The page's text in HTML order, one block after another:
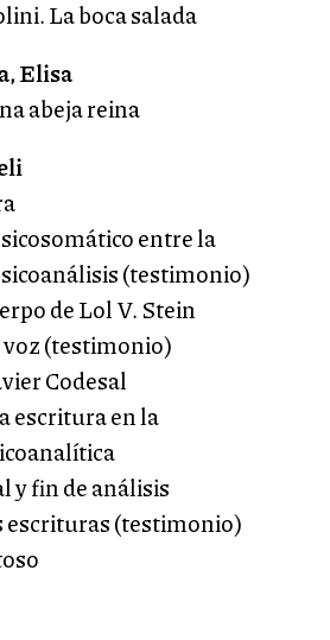
La boca salada
Elisa
abeja reina
entre la
(testimonio)
de Lol V. Stein
voz (testimonio)
Codesal
escritura en la
y fin de análisis
escrituras (testimonio)